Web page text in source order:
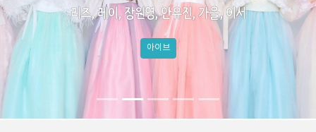
리즈, 레이, 장원영, 안유진, 가을, 이서
아이브